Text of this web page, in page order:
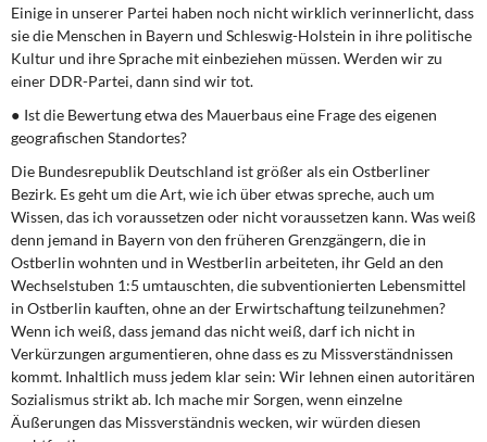
Einige in unserer Partei haben noch nicht wirklich verinnerlicht, dass
sie die Menschen in Bayern und Schleswig-Holstein in ihre politische
Kultur und ihre Sprache mit einbeziehen müssen. Werden wir zu
einer DDR-Partei, dann sind wir tot.
● Ist die Bewertung etwa des Mauerbaus eine Frage des eigenen
geografischen Standortes?
Die Bundesrepublik Deutschland ist größer als ein Ostberliner
Bezirk. Es geht um die Art, wie ich über etwas spreche, auch um
Wissen, das ich voraussetzen oder nicht voraussetzen kann. Was weiß
denn jemand in Bayern von den früheren Grenzgängern, die in
Ostberlin wohnten und in Westberlin arbeiteten, ihr Geld an den
Wechselstuben 1:5 umtauschten, die subventionierten Lebensmittel
in Ostberlin kauften, ohne an der Erwirtschaftung teilzunehmen?
Wenn ich weiß, dass jemand das nicht weiß, darf ich nicht in
Verkürzungen argumentieren, ohne dass es zu Missverständnissen
kommt. Inhaltlich muss jedem klar sein: Wir lehnen einen autoritären
Sozialismus strikt ab. Ich mache mir Sorgen, wenn einzelne
Äußerungen das Missverständnis wecken, wir würden diesen